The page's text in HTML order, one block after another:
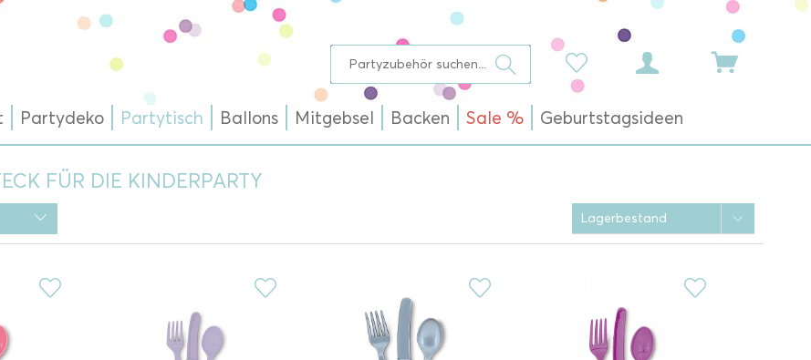
Partydeko Partytisch Ballons Mitgebsel Backen Sale % Geburtstagsideen
FÜR DIE KINDERPARTY